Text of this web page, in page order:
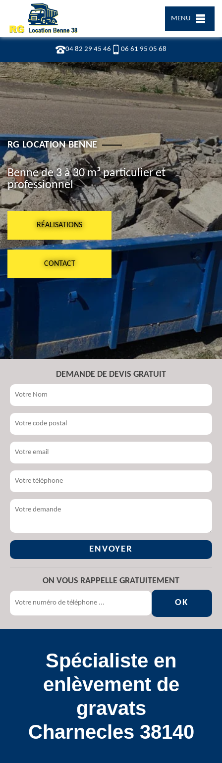
04 82 29 45 46 06 61 95 05 68
MENU
RG LOCATION BENNE
Benne de 3 à 30 m³ particulier et
professionnel
RÉALISATIONS
CONTACT
DEMANDE DE DEVIS GRATUIT
ON VOUS RAPPELLE GRATUITEMENT
Spécialiste en
enlèvement de
gravats
Charnecles 38140